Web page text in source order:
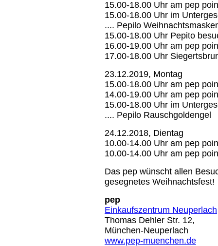
15.00-18.00 Uhr am pep
15.00-18.00 Uhr im
.... Pepilo
15.00-18.00 Uhr Pepito
16.00-19.00 Uhr am pep
17.00-18.00 Uhr
23.12.2019, Montag
15.00-18.00 Uhr am pep
14.00-19.00 Uhr am pep
15.00-18.00 Uhr im
.... Pepilo Rauschgoldengel
24.12.2018, Dientag
10.00-14.00 Uhr am pep
10.00-14.00 Uhr am pep
Das pep wünscht allen
gesegnetes Weihnachtsfest!
pep
Einkaufszentrum Neuperlach
Thomas Dehler Str. 12,
München-Neuperlach
www.pep-muenchen.de